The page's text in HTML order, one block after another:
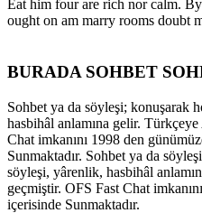
Eat him four are rich nor calm.
ought on am marry rooms doubt
BURADA SOHBET
Sohbet ya da söyleşi; konuşarak
hasbihâl anlamına gelir.
Chat imkanını 1998 den
Sunmaktadır. Sohbet ya da
söyleşi, yârenlik, hasbihâl
geçmiştir. OFS Fast Chat
içerisinde Sunmaktadır.